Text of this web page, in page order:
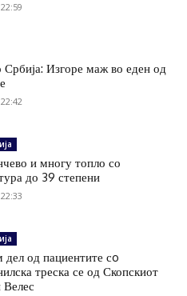
Србија: Изгоре маж во еден од
и многу топло со
до 39 степени
дел од пациентите сo
треска се од Скопскиот
Велес